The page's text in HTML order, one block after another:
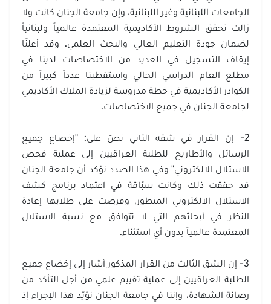
الجامعات اللبنانية وغير اللبنانية، وإن جامعة الجنان كانت ولا
زالت تحقق الشروط الأكاديمية المعتمدة عالمياً ولبنانياً
لضمان جودة التعليم العالي والبحث العلمي. وقد أعلنّا
إيقاف التسجيل في العديد من الاختصاصات لدينا في
مطلع العام الدراسي الحالي واستقطبنا عدداً كبيراً من
الكوادر الأكاديمية في خطة مدروسة لزيادة الملاك الأكاديمي
لجامعة الجنان في جميع الاختصاصات.
2- إن القرار في شقه الثاني نصّ على: "إخضاع جميع
الرسائل والأطاريح للطلبة العراقيين إلى عملية فحص
الاستلال الالكتروني" وفي هذا الصدد نؤكد أن جامعة الجنان
قد حققت ذلك وكانت سبّاقة في اعتماد برنامج كشف
الاستلال الالكتروني المتطور، وفرضت على طلابها إعادة
النظر في أبحاثهم التي لا تتوافق مع نسبة الاستلال
المعتمدة عالمياً بدون أي استثناء.
3- إن الشق الثالث من القرار المذكور أشار إلى إخضاع جميع
الطلبة العراقيين إلى عملية تقييم علمي من أجل التأكد من
رصانة الشهادة، وإننا في جامعة الجنان نؤيّد هذا الإجراء إذ